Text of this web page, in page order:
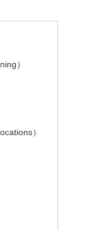
）
）